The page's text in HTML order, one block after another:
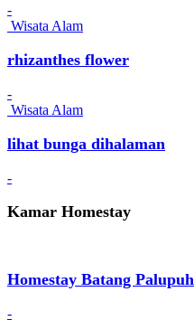
-
Wisata Alam
rhizanthes flower
-
Wisata Alam
lihat bunga dihalaman
-
Kamar Homestay
Homestay Batang Palupuh
-